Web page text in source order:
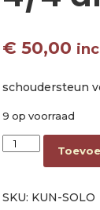
€ 50,00
schoudersteun
9 op voorraad
shoulder rest
SKU: KUN-SOLO